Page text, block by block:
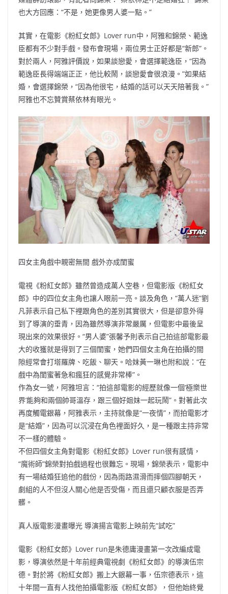
也大方回應：“不是，她更像男人婆一點。”
其實，在電影《粉紅女郎》Lover run中，阿雅和錦榮、範逸
臣都有不少對手戲。發布會現場，兩位男士正好都是“新郎”。
對於兩人，阿雅評價說，如果談戀愛，會選擇範逸臣，“因為
範逸臣長得端端正正，他比較鬧，談戀愛會很浪漫。”如果結
婚，會選擇錦榮，“因為他很宅，結婚的話可以天天陪著我。”
阿雅也不忘贊賞蔡依林有眼光。
四女主角戲中親密無間 戲外亦成閨蜜
電視《粉紅女郎》雖然曾造成萬人空巷，但電影版《粉紅女
郎》中的四位女主角也讓人眼前一亮。談及角色，“萬人迷”劉
凡菲表示自己私下裡跟角色的差別其實很大，但是卻意外得
到了導演的垂青，因為雖然導演非常嚴厲，但電影中最後呈
現出來的效果很好。“男人婆”張馨予則表示自己拍這部電影最
大的收獲就是得到了三個閨蜜，她們四個女主角在拍攝的間
隙經常會打塔羅牌、吃飯、聊天。哈妹黃一琳也附和說：“在
戲中為閨蜜著急和瘋狂的感覺非常棒”。
作為女一號，阿雅坦言：“拍這部電影的經歷就像一個‘極樂世
界’能夠和兩個帥哥溫存，跟三個好姐妹一起玩鬧”。對著此次
再度觸電銀幕，阿雅表示，主持就像是“一夜情”，而拍電影才
是“結婚”，因為可以沉浸在角色裡面好久，是一種跟主持非常
不一樣的體驗。
不但四個女主角對電影《粉紅女郎》Lover run很有感情，
“魔術師”錦榮對拍戲過程也很難忘。現場，錦榮表示，電影中
有一場結婚狂追他的戲份，因為雨路濕滑而摔個四腳朝天，
劇組的人不但沒人關心他是否受傷，而且還只顧衣服是否弄
髒。
真人版電影漫畫曝光 導演揚言電影上映前先“試吃”
電影《粉紅女郎》Lover run是朱德庸漫畫第一次改編成電
影，導演依然是十年前經典電視劇《粉紅女郎》的導演伍宗
德。對於將《粉紅女郎》搬上大銀幕一事，伍宗德表示，這
十年間一直有人找他拍攝電影版《粉紅女郎》，但他始終覺